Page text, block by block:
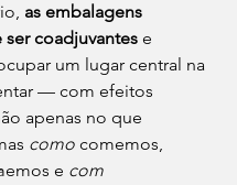
as embalagens
coadjuvantes e
um lugar central na
— com efeitos
apenas no que
como comemos,
e com